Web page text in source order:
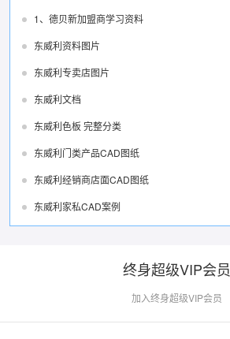
1、德贝新加盟商学习资料
东威利资料图片
东威利专卖店图片
东威利文档
东威利色板 完整分类
东威利门类产品CAD图纸
东威利经销商店面CAD图纸
东威利家私CAD案例
终身超级VIP会员
加入终身超级VIP会员